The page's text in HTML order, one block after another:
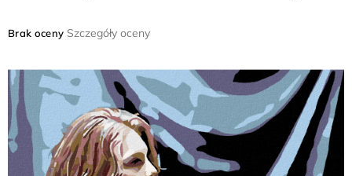
Średnia
wynosi
0,0
na
gwiazdek.
Brak oceny Szczegóły oceny